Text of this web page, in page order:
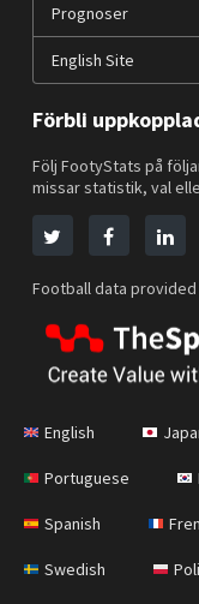
Prognoser
English Site
Förbli
Följ FootyStats på
missar statistik, val
Football data
English
Portuguese
Spanish
Swedish